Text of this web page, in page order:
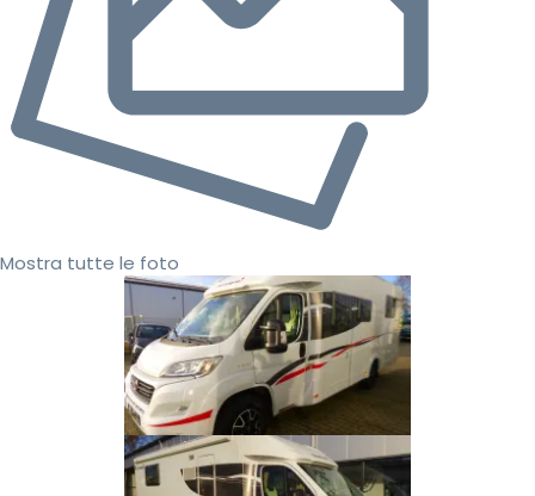
Mostra tutte le foto